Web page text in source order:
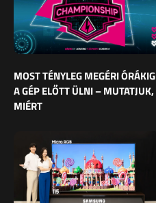
MOST TÉNYLEG MEGÉRI ÓRÁKIG
A GÉP ELŐTT ÜLNI – MUTATJUK,
MIÉRT